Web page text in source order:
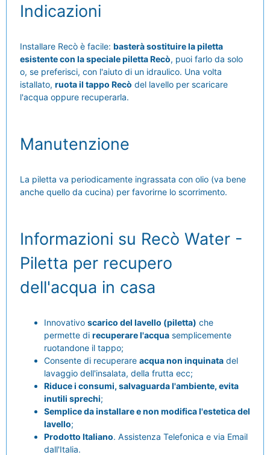
Indicazioni
Installare Recò è facile: basterà sostituire la piletta
esistente con la speciale piletta Recò, puoi farlo da solo
o, se preferisci, con l'aiuto di un idraulico. Una volta
istallato, ruota il tappo Recò del lavello per scaricare
l'acqua oppure recuperarla.
Manutenzione
La piletta va periodicamente ingrassata con olio (va bene
anche quello da cucina) per favorirne lo scorrimento.
Informazioni su Recò Water -
Piletta per recupero
dell'acqua in casa
Innovativo scarico del lavello (piletta) che
permette di recuperare l'acqua semplicemente
ruotandone il tappo;
Consente di recuperare acqua non inquinata del
lavaggio dell'insalata, della frutta ecc;
Riduce i consumi, salvaguarda l'ambiente, evita
inutili sprechi;
Semplice da installare e non modifica l'estetica del
lavello;
Prodotto Italiano. Assistenza Telefonica e via Email
dall'Italia.